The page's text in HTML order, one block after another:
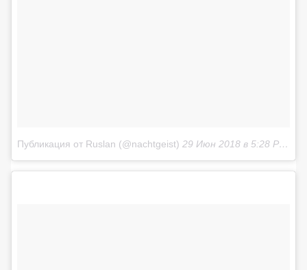
Публикация от Ruslan (@nachtgeist) 29 Июн 2018 в 5:28 PDT